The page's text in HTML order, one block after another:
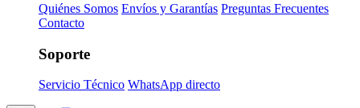
Quiénes Somos Envíos y Garantías Preguntas Frecuentes
Contacto
Soporte
Servicio Técnico WhatsApp directo